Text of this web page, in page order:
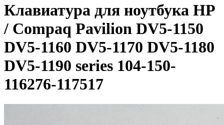
Клавиатура для ноутбука HP
/ Compaq Pavilion DV5-1150
DV5-1160 DV5-1170 DV5-1180
DV5-1190 series 104-150-
116276-117517